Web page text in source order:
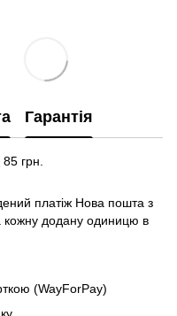
Гарантія
грн.
платіж Нова пошта з
кожну додану одиницю в
(WayForPay)